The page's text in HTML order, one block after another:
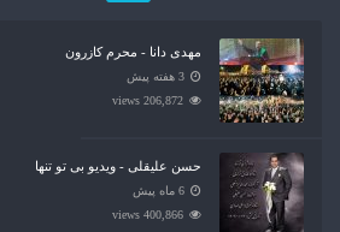
مهدی دانا - محرم کازرون
3 هفته پیش
206,872 views
حسن علیقلی - ویدیو بی تو تنها
6 ماه پیش
400,866 views